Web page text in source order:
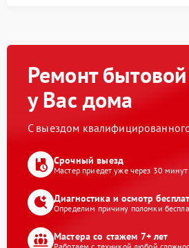
Ремонт
у Вас дома
С выездом
Срочный выезд
Мастер приедет уже через 30 минут
Диагностика и осмотр
Определим причину поломки
Мастера со стажем 7+ лет